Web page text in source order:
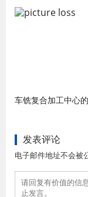
车铣复合加工中心
发表评论
电子邮件地址不会被